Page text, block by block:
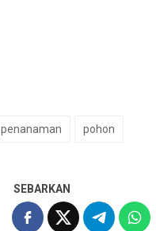
penanaman pohon
SEBARKAN